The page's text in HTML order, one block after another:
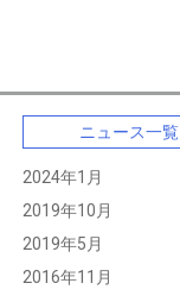
ニュース一覧
2024年1月
2019年10月
2019年5月
2016年11月